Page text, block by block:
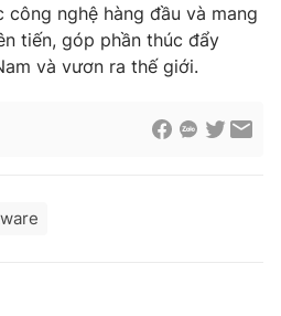
nghệ hàng đầu và mang
tiến, góp phần thúc đẩy
và vươn ra thế giới.